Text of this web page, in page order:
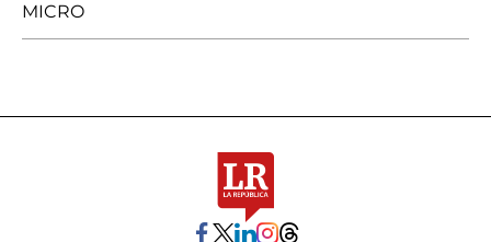
MICRO